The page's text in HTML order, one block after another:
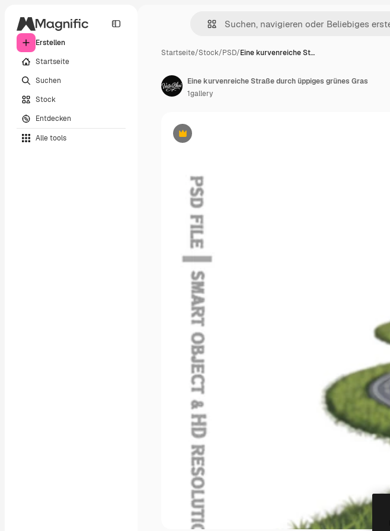
Erstellen
Startseite
Suchen
Stock
Entdecken
Alle tools
Startseite/Stock/PSD/Eine kurvenreiche St…
Premium
Eine kurvenreiche Straße durch üppiges grünes Gras
1gallery